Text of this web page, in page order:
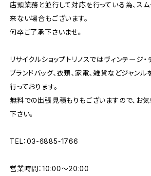
店頭業務と並行して対応を行っている為、ス
来ない場合もございます。
何卒ご了承下さいませ。
リサイクルショップトリノスではヴィンテージ・
ブランドバッグ、衣類、家電、雑貨などジャン
行っております。
無料での出張見積もりもございますので、お
下さい。
TEL：03-6885-1766
営業時間：10:00〜20:00